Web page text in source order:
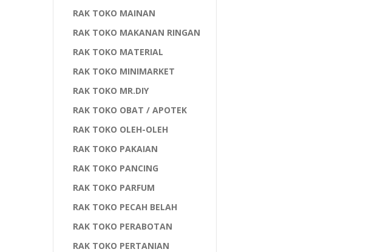
RAK TOKO MAINAN
RAK TOKO MAKANAN RINGAN
RAK TOKO MATERIAL
RAK TOKO MINIMARKET
RAK TOKO MR.DIY
RAK TOKO OBAT / APOTEK
RAK TOKO OLEH-OLEH
RAK TOKO PAKAIAN
RAK TOKO PANCING
RAK TOKO PARFUM
RAK TOKO PECAH BELAH
RAK TOKO PERABOTAN
RAK TOKO PERTANIAN